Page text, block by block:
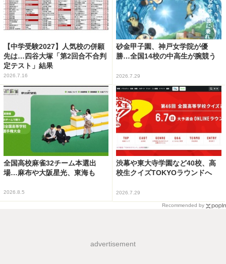
【中学受験2027】人気校の併願
先は…四谷大塚「第2回合不合判
定テスト」結果
2026.7.16
砂金甲子園、神戸女学院が優
勝…全国14校の中高生が腕競う
2026.7.29
全国高校麻雀32チーム本選出
場…麻布や大阪星光、東海も
2026.8.5
渋幕や東大寺学園など40校、高
校生クイズTOKYOラウンドへ
2026.7.29
Recommended by
advertisement